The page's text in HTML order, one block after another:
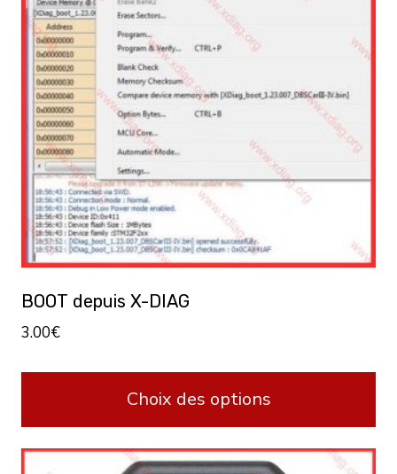
BOOT depuis X-DIAG
3.00€
Choix des options
produit